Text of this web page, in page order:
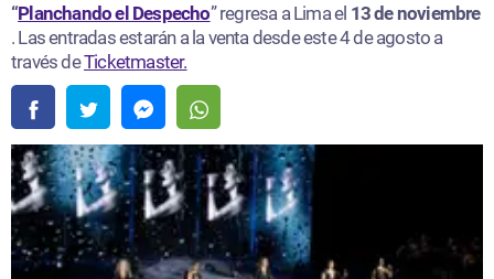
“Planchando el Despecho” regresa a Lima el 13 de noviembre
. Las entradas estarán a la venta desde este 4 de agosto a
través deTicketmaster.